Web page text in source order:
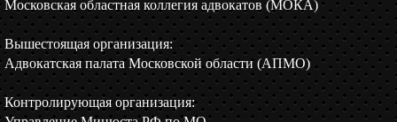
Московская областная коллегия адвокатов (МОКА)
Вышестоящая организация:
Адвокатская палата Московской области (АПМО)
Контролирующая организация: